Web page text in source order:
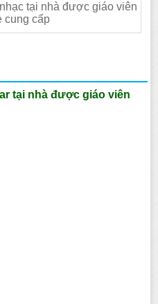
tại nhà được giáo viên
cung cấp
tại nhà được giáo viên